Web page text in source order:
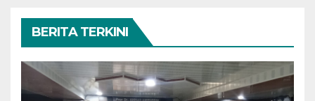
BERITA TERKINI